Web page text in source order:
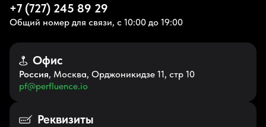
+7 (727) 245 89 29
Общий номер для связи, с 10:00 до 19:00
Офис
Россия, Москва, Орджоникидзе 11, стр 10
pf@perfluence.io
Реквизиты